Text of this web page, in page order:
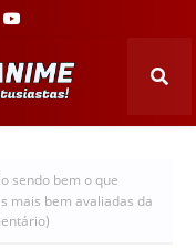
sendo bem o que
mais bem avaliadas da